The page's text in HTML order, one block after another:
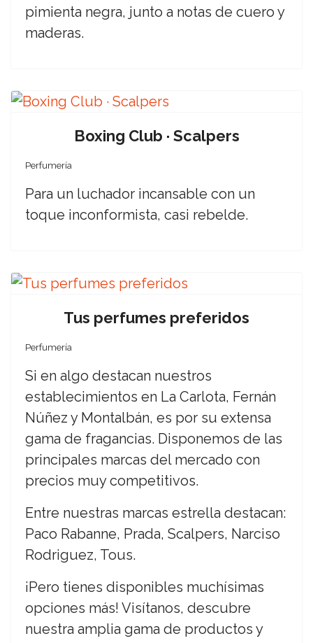
pimienta negra, junto a notas de cuero y
maderas.
Boxing Club · Scalpers
Perfumería
Para un luchador incansable con un
toque inconformista, casi rebelde.
Tus perfumes preferidos
Perfumería
Si en algo destacan nuestros
establecimientos en La Carlota, Fernán
Núñez y Montalbán, es por su extensa
gama de fragancias. Disponemos de las
principales marcas del mercado con
precios muy competitivos.
Entre nuestras marcas estrella destacan:
Paco Rabanne, Prada, Scalpers, Narciso
Rodriguez, Tous.
¡Pero tienes disponibles muchísimas
opciones más! Visítanos, descubre
nuestra amplia gama de productos y